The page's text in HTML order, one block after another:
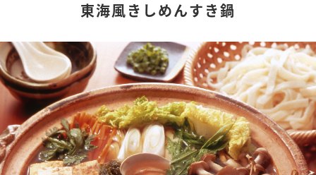
商品情報
商品カテゴリ
酢 調味酢
お酢ドリンク ぽん酢
新商品一覧
キャンペーン情報
ブランド・スペシャルサイト
東海風きしめんすき鍋